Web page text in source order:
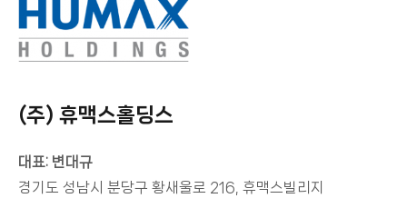
(주) 휴맥스홀딩스
대표: 변대규
경기도 성남시 분당구 황새울로 216, 휴맥스빌리지